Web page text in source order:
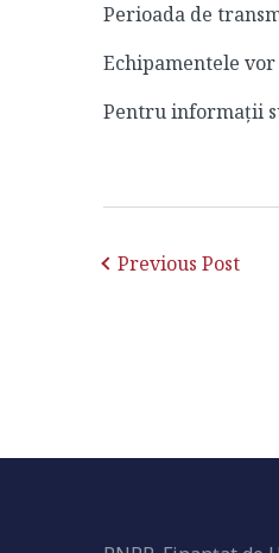
Perioada de
Echipamentele
Pentru informații
Previous Post